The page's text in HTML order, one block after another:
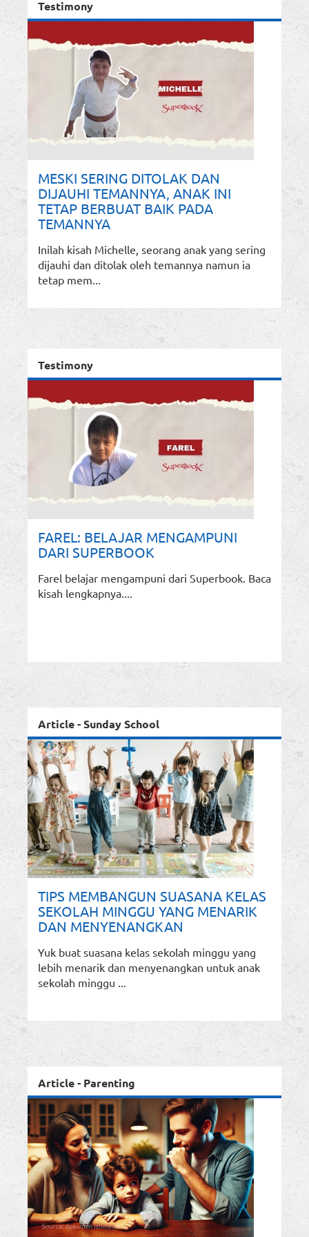
Testimony
MESKI SERING DITOLAK DAN
DIJAUHI TEMANNYA, ANAK INI
TETAP BERBUAT BAIK PADA
TEMANNYA
Inilah kisah Michelle, seorang anak yang sering
dijauhi dan ditolak oleh temannya namun ia
tetap mem...
Testimony
FAREL: BELAJAR MENGAMPUNI
DARI SUPERBOOK
Farel belajar mengampuni dari Superbook. Baca
kisah lengkapnya....
Article - Sunday School
TIPS MEMBANGUN SUASANA KELAS
SEKOLAH MINGGU YANG MENARIK
DAN MENYENANGKAN
Yuk buat suasana kelas sekolah minggu yang
lebih menarik dan menyenangkan untuk anak
sekolah minggu ...
Article - Parenting